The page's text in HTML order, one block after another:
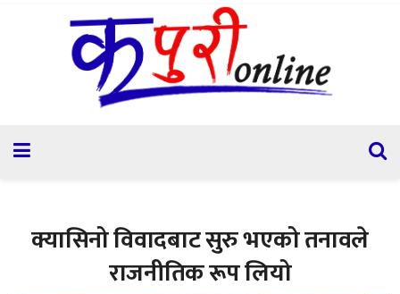
क्यासिनो विवादबाट सुरु भएको तनावले
राजनीतिक रूप लियो